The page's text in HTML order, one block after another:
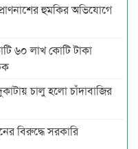
হুমকির অভিযোগে
৬০ লাখ কোটি টাকা
চালু হলো চাঁদাবাজির
বিরুদ্ধে সরকারি